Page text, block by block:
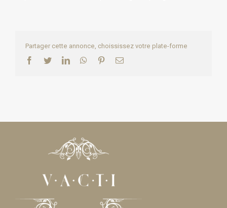
Partager cette annonce, choississez votre plate-forme
Facebook
TwitterLinkedInWhatsApp
PinterestEmail